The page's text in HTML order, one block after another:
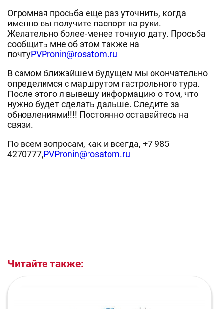
Огромная просьба еще раз уточнить, когда
именно вы получите паспорт на руки.
Желательно более-менее точную дату. Просьба
сообщить мне об этом также на
почтуPVPronin@rosatom.ru
В самом ближайшем будущем мы окончательно
определимся с маршрутом гастрольного тура.
После этого я вывешу информацию о том, что
нужно будет сделать дальше. Следите за
обновлениями!!!! Постоянно оставайтесь на
связи.
По всем вопросам, как и всегда, +7 985
4270777,PVPronin@rosatom.ru
Читайте также: